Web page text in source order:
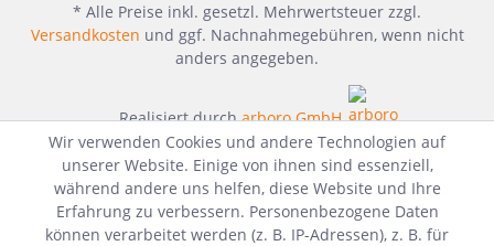
* Alle Preise inkl. gesetzl. Mehrwertsteuer zzgl.
Versandkosten und ggf. Nachnahmegebühren, wenn nicht
anders angegeben.
Realisiert durcharboro GmbH
Wir verwenden Cookies und andere Technologien auf
unserer Website. Einige von ihnen sind essenziell,
während andere uns helfen, diese Website und Ihre
Erfahrung zu verbessern. Personenbezogene Daten
können verarbeitet werden (z. B. IP-Adressen), z. B. für